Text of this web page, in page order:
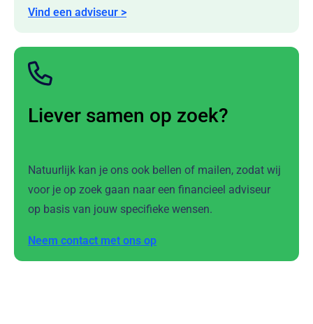
Vind een adviseur >
Liever samen op zoek?
Natuurlijk kan je ons ook bellen of mailen, zodat wij
voor je op zoek gaan naar een financieel adviseur
op basis van jouw specifieke wensen.
Neem contact met ons op